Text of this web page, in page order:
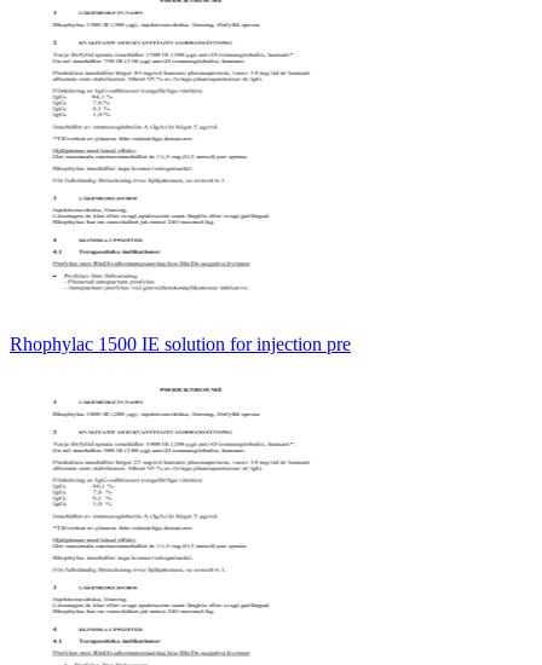
Rhophylac 1500 IE solution for injection pre